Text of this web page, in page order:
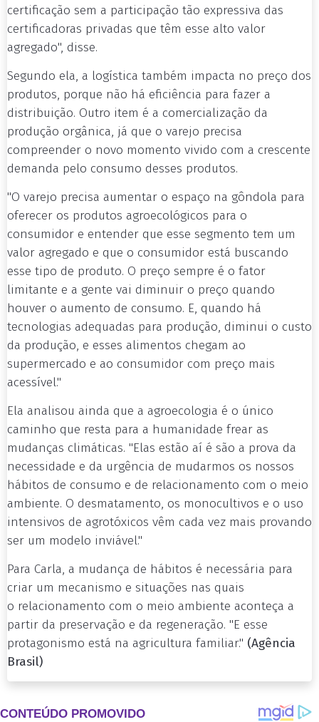
certificação sem a participação tão expressiva das
certificadoras privadas que têm esse alto valor
agregado", disse.
Segundo ela, a logística também impacta no preço dos
produtos, porque não há eficiência para fazer a
distribuição. Outro item é a comercialização da
produção orgânica, já que o varejo precisa
compreender o novo momento vivido com a crescente
demanda pelo consumo desses produtos.
"O varejo precisa aumentar o espaço na gôndola para
oferecer os produtos agroecológicos para o
consumidor e entender que esse segmento tem um
valor agregado e que o consumidor está buscando
esse tipo de produto. O preço sempre é o fator
limitante e a gente vai diminuir o preço quando
houver o aumento de consumo. E, quando há
tecnologias adequadas para produção, diminui o custo
da produção, e esses alimentos chegam ao
supermercado e ao consumidor com preço mais
acessível."
Ela analisou ainda que a agroecologia é o único
caminho que resta para a humanidade frear as
mudanças climáticas. "Elas estão aí é são a prova da
necessidade e da urgência de mudarmos os nossos
hábitos de consumo e de relacionamento com o meio
ambiente. O desmatamento, os monocultivos e o uso
intensivos de agrotóxicos vêm cada vez mais provando
ser um modelo inviável."
Para Carla, a mudança de hábitos é necessária para
criar um mecanismo e situações nas quais
o relacionamento com o meio ambiente aconteça a
partir da preservação e da regeneração. "E esse
protagonismo está na agricultura familiar." (Agência
Brasil)